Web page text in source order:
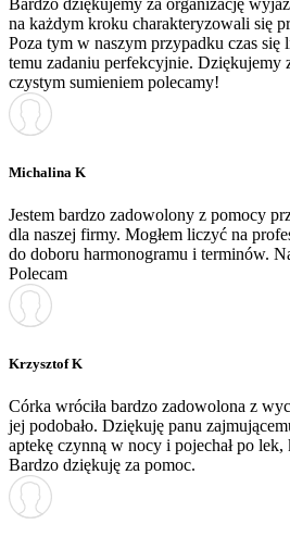
na każdym kroku charakteryzowali się
Poza tym w naszym przypadku czas się
temu zadaniu perfekcyjnie. Dziękujemy
czystym sumieniem polecamy!
Michalina K
Jestem bardzo zadowolony z pomocy
dla naszej firmy. Mogłem liczyć na
do doboru harmonogramu i terminów.
Polecam
Krzysztof K
Córka wróciła bardzo zadowolona z
jej podobało. Dziękuję panu
aptekę czynną w nocy i pojechał po lek,
Bardzo dziękuję za pomoc.